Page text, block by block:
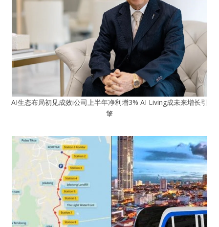
AI生态布局初见成效i公司上半年净利增3% AI Living成未来增长引
擎